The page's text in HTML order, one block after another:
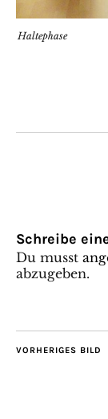
Haltephase
Schreibe
Du musst
abzugeben.
VORHERIGES BILD